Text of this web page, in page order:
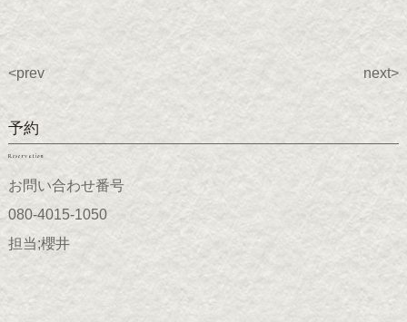
<prev next>
予約
Reservation
お問い合わせ番号
080-4015-1050
担当;櫻井